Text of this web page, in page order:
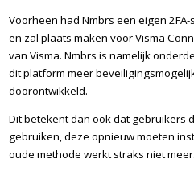
Voorheen had Nmbrs een eigen
en zal plaats maken voor Visma
van Visma. Nmbrs is namelijk
dit platform meer
doorontwikkeld.
Dit betekent dan ook dat gebruikers
gebruiken, deze opnieuw moeten
oude methode werkt straks niet meer.